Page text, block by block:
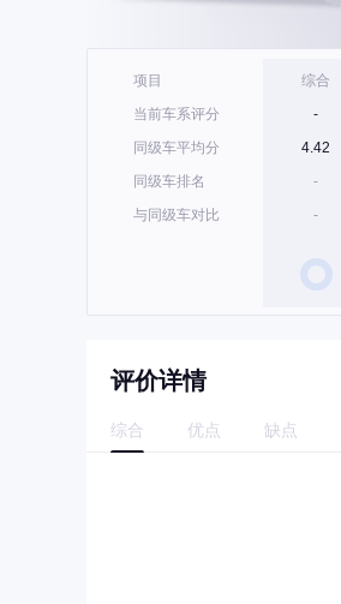
项目
当前车系评分
同级车平均分
同级车排名
与同级车对比
综合
-
4.42
-
-
评价详情
综合 优点 缺点